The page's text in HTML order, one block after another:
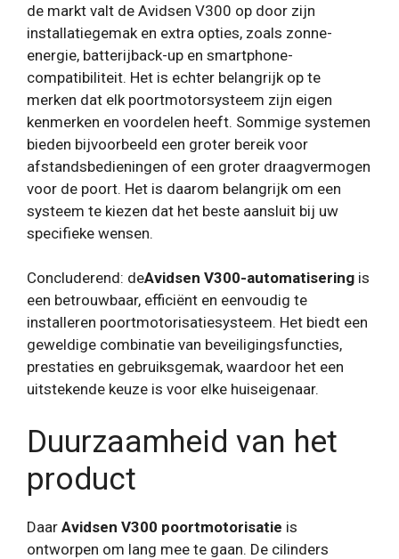
de markt valt de Avidsen V300 op door zijn
installatiegemak en extra opties, zoals zonne-
energie, batterijback-up en smartphone-
compatibiliteit. Het is echter belangrijk op te
merken dat elk poortmotorsysteem zijn eigen
kenmerken en voordelen heeft. Sommige systemen
bieden bijvoorbeeld een groter bereik voor
afstandsbedieningen of een groter draagvermogen
voor de poort. Het is daarom belangrijk om een ​​
systeem te kiezen dat het beste aansluit bij uw
specifieke wensen.
Concluderend: deAvidsen V300-automatisering is
een betrouwbaar, efficiënt en eenvoudig te
installeren poortmotorisatiesysteem. Het biedt een
geweldige combinatie van beveiligingsfuncties,
prestaties en gebruiksgemak, waardoor het een
uitstekende keuze is voor elke huiseigenaar.
Duurzaamheid van het
product
Daar Avidsen V300 poortmotorisatie is
ontworpen om lang mee te gaan. De cilinders